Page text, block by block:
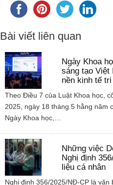
Bài viết liên quan
Ngày Khoa
sáng tạo Việt
nền kinh tế
Theo Điều 7 của Luật Khoa học,
2025, ngày 18 tháng 5 hằng năm
Ngày Khoa học,…
Những việc
Nghị định
liệu cá nhân
Nghị định 356/2025/NĐ-CP là văn